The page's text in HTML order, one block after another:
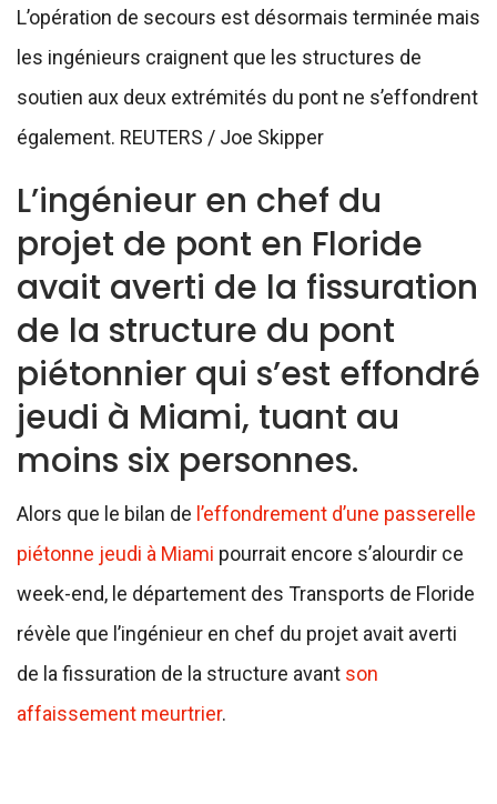
L’opération de secours est désormais terminée mais
les ingénieurs craignent que les structures de
soutien aux deux extrémités du pont ne s’effondrent
également. REUTERS / Joe Skipper
L’ingénieur en chef du
projet de pont en Floride
avait averti de la fissuration
de la structure du pont
piétonnier qui s’est effondré
jeudi à Miami, tuant au
moins six personnes.
Alors que le bilan de l’effondrement d’une passerelle
piétonne jeudi à Miami pourrait encore s’alourdir ce
week-end, le département des Transports de Floride
révèle que l’ingénieur en chef du projet avait averti
de la fissuration de la structure avant son
affaissement meurtrier.